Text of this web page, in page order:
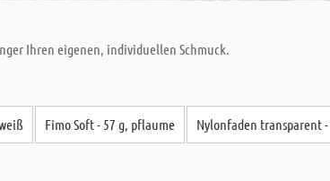
Ihren eigenen, individuellen Schmuck.
Fimo Soft - 57 g, pflaume Nylonfaden transparent